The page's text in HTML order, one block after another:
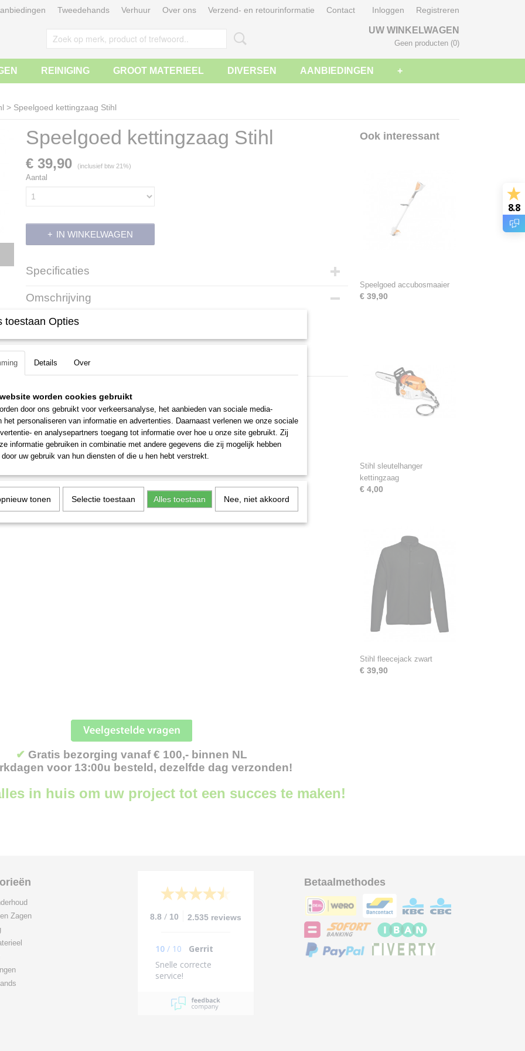
Tweedehands Verhuur Over ons Verzend- en retourinformatie Contact Inloggen Registreren
UW WINKELWAGEN
Geen producten (0)
REINIGING GROOT MATERIEEL DIVERSEN AANBIEDINGEN +
> Speelgoed kettingzaag Stihl
Speelgoed kettingzaag Stihl
€ 39,90 (inclusief btw 21%)
Aantal
IN WINKELWAGEN
Specificaties
Productcode
Productcode leverancier
Omschrijving
Stihl speelgoed kettingzaag
Inclusief batterijen
Ook interessant
Speelgoed accubosmaaier
€ 39,90
Stihl sleutelhanger
kettingzaag
€ 4,00
Stihl fleecejack zwart
€ 39,90
✔ Gratis bezorging vanaf € 100,- binnen NL
voor 13:00u besteld, dezelfde dag verzonden!
in huis om uw project tot een succes te maken!
Zagen
8.8 / 10 2.535 reviews
10 / 10
Gerrit
Snelle correcte
service!
8.8
Betaalmethodes
toestaan Opties
Details Over
worden cookies gebruikt
door ons gebruikt voor verkeersanalyse, het aanbieden van sociale media-
het personaliseren van informatie en advertenties. Daarnaast verlenen we onze sociale
en analysepartners toegang tot informatie over hoe u onze site gebruikt. Zij
informatie gebruiken in combinatie met andere gegevens die zij mogelijk hebben
uw gebruik van hun diensten of die u hen hebt verstrekt.
tonen Selectie toestaan Alles toestaan Nee, niet akkoord